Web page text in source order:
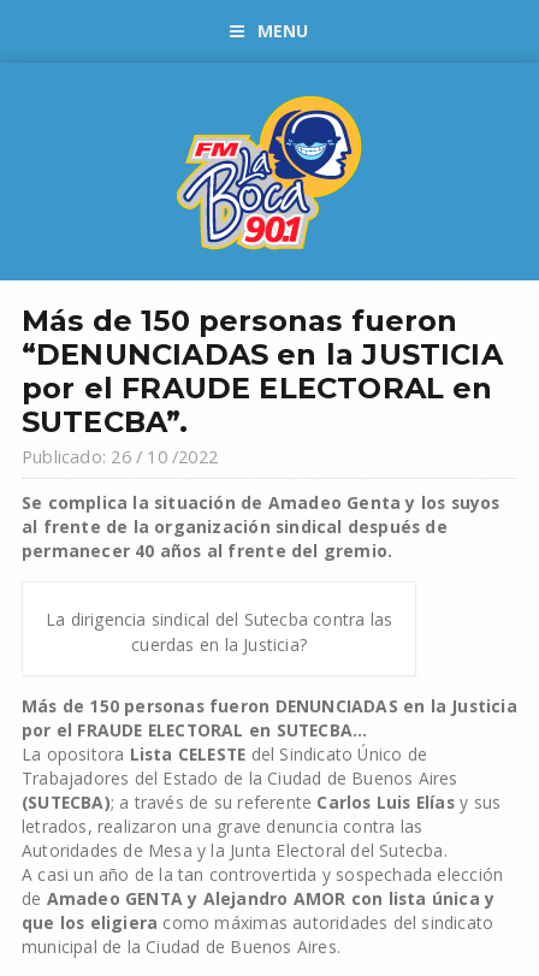
MENU
Más de 150 personas fueron
“DENUNCIADAS en la JUSTICIA
por el FRAUDE ELECTORAL en
SUTECBA”.
Publicado: 26 / 10 /2022
Se complica la situación de Amadeo Genta y los suyos
al frente de la organización sindical después de
permanecer 40 años al frente del gremio.
La dirigencia sindical del Sutecba contra las
cuerdas en la Justicia?
Más de 150 personas fueron DENUNCIADAS en la Justicia
por el FRAUDE ELECTORAL en SUTECBA…
La opositora Lista CELESTE del Sindicato Único de
Trabajadores del Estado de la Ciudad de Buenos Aires
(SUTECBA); a través de su referente Carlos Luis Elíasy sus
letrados, realizaron una grave denuncia contra las
Autoridades de Mesa y la Junta Electoral del Sutecba.
A casi un año de la tan controvertida y sospechada elección
de Amadeo GENTA y Alejandro AMOR con lista única y
que los eligiera como máximas autoridades del sindicato
municipal de la Ciudad de Buenos Aires.